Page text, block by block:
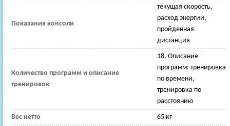
Показания консоли
текущая скорость,
расход энергии,
пройденная
дистанция
Количество программ и описание
тренировок
18, Описание
программ: тренировка
по времени,
тренировка по
расстоянию
Вес нетто 65 кг